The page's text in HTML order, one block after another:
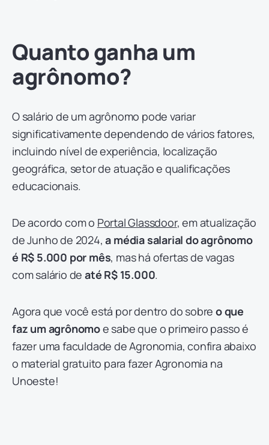
Quanto ganha um
agrônomo?
O salário de um agrônomo pode variar
significativamente dependendo de vários fatores,
incluindo nível de experiência, localização
geográfica, setor de atuação e qualificações
educacionais.
De acordo com o Portal Glassdoor, em atualização
de Junho de 2024,a média salarial do agrônomo
é R$ 5.000 por mês, mas há ofertas de vagas
com salário deaté R$ 15.000.
Agora que você está por dentro do sobre o que
faz um agrônomoe sabe que o primeiro passo é
fazer uma faculdade de Agronomia, confira abaixo
o material gratuito para fazer Agronomia na
Unoeste!